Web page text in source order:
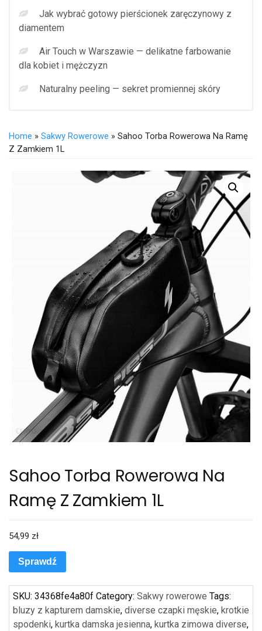
Jak wybrać gotowy pierścionek zaręczynowy z
diamentem
Air Touch w Warszawie — delikatne farbowanie
dla kobiet i mężczyzn
Naturalny peeling — sekret promiennej skóry
Home » Sakwy Rowerowe » Sahoo Torba Rowerowa Na Ramę
Z Zamkiem 1L
Sahoo Torba Rowerowa Na
Ramę Z Zamkiem 1L
54,99 zł
Sprawdź
SKU: 34368fe4a80f Category: Sakwy rowerowe Tags:
bluzy z kapturem damskie, diverse czapki męskie, krotkie
spodenki, kurtka damska jesienna, kurtka zimowa diverse,